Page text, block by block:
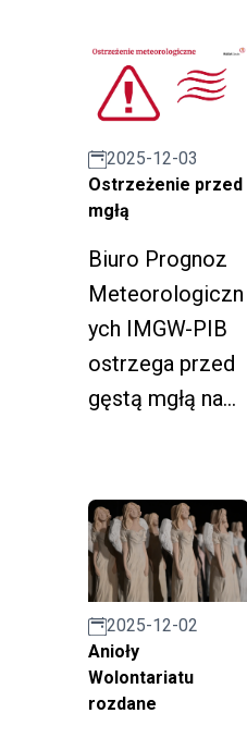
2025-12-03
Ostrzeżenie przed
mgłą
Biuro Prognoz
Meteorologiczn
ych IMGW-PIB
ostrzega przed
gęstą mgłą na
śląskiego od
15:00 w dniu 3
grudnia do 10:00
w dniu 4 grudnia.
2025-12-02
Anioły
Wolontariatu
rozdane